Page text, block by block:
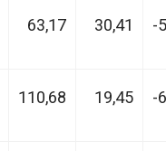
63,17 30,41 -
110,68 19,45 -